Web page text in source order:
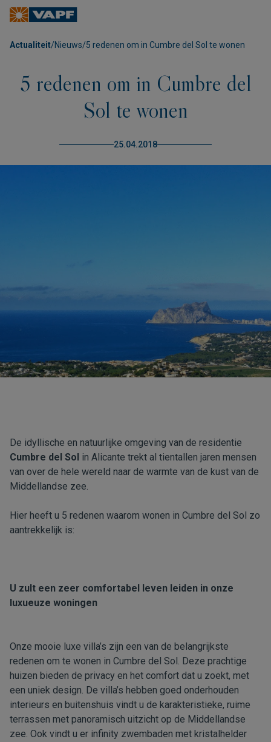
Actualiteit/Nieuws/5 redenen om in Cumbre del Sol te wonen
5 redenen om in Cumbre del
Sol te wonen
25.04.2018
De idyllische en natuurlijke omgeving van de residentie
Cumbre del Sol in Alicante trekt al tientallen jaren mensen
van over de hele wereld naar de warmte van de kust van de
Middellandse zee.
Hier heeft u 5 redenen waarom wonen in Cumbre del Sol zo
aantrekkelijk is:
U zult een zeer comfortabel leven leiden in onze
luxueuze woningen
Onze mooie luxe villa’s zijn een van de belangrijkste
redenen om te wonen in Cumbre del Sol. Deze prachtige
huizen bieden de privacy en het comfort dat u zoekt, met
een uniek design. De villa’s hebben goed onderhouden
interieurs en buitenshuis vindt u de karakteristieke, ruime
terrassen met panoramisch uitzicht op de Middellandse
zee. Ook vindt u er infinity zwembaden met kristalhelder